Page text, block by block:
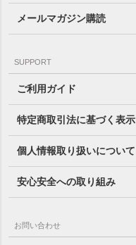
メールマガジン購読
SUPPORT
ご利用ガイド
特定商取引法に基づく表示
個人情報取り扱いについて
安心安全への取り組み
お問い合わせ